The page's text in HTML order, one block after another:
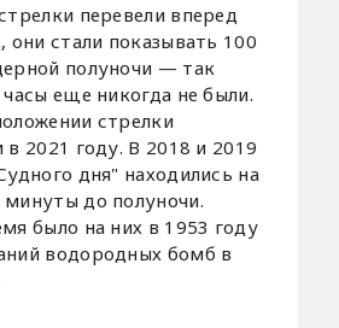
перевели вперед
они стали показывать 100
полуночи — так
часы еще никогда не были.
стрелки
в 2021 году. В 2018 и 2019
дня" находились на
до полуночи.
было на них в 1953 году
водородных бомб в